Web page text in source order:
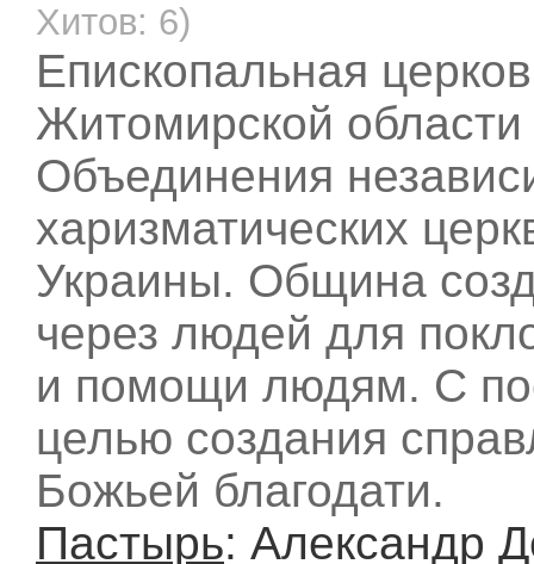
Хитов: 6)
Епископальная
Житомирской области
Объединения
харизматических
Украины. Община
через людей для
и помощи людям. С
целью создания
Божьей благодати.
Пастырь: Александр